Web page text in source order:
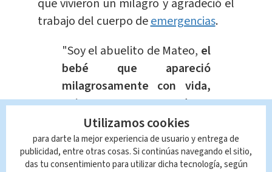
que vivieron un milagro y agradeció el
trabajo del cuerpo deemergencias.
"Soy el abuelito de Mateo, el
bebé que apareció
milagrosamente con vida,
quiero agradecer
infinitamente, muchísimas
gracias a la Benemérita Cruz
Roja, a todas las personas
Utilizamos cookies
para darte la mejor experiencia de usuario y entrega de
publicidad, entre otras cosas. Si continúas navegando el sitio,
das tu consentimiento para utilizar dicha tecnología, según